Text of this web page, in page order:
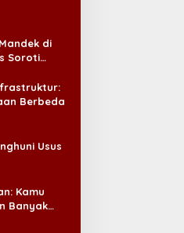
di
Soroti
Berbeda
Usus
Kamu
Banyak